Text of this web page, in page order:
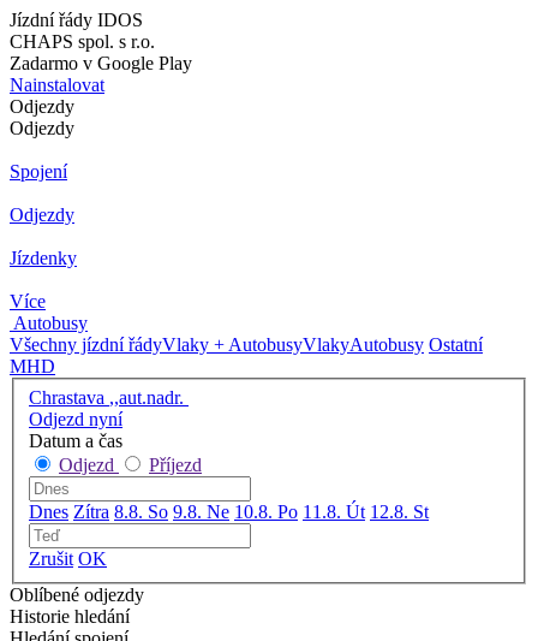
Jízdní řády IDOS
CHAPS spol. s r.o.
Zadarmo v Google Play
Nainstalovat
Odjezdy
Odjezdy
Spojení
Odjezdy
Jízdenky
Více
Autobusy
Všechny jízdní řádyVlaky + AutobusyVlakyAutobusy Ostatní
MHD
Chrastava ,,aut.nadr.
Odjezd nyní
Datum a čas
Odjezd
Příjezd
Dnes Zítra 8.8. So 9.8. Ne 10.8. Po 11.8. Út 12.8. St
Zrušit OK
Oblíbené odjezdy
Historie hledání